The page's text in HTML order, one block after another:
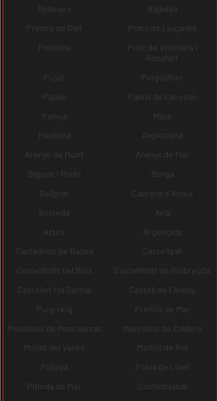
Rellinars
Rajadell
Premià de Dalt
Prats de Lluçanès
Pontons
Pont de Vilomara i
Rocafort
Pujalt
Puigdàlber
Papiol
Palma de Cervelló
Pallejà
Moià
Mediona
Argentona
Arenys de Munt
Arenys de Mar
Bigues i Riells
Berga
Bellprat
Cabrera d´Anoia
Borredà
Avià
Artés
Argençola
Castellnou de Bages
Castellgalí
Castellfullit del Boix
Castellfollit de Riubregós
Castellet i la Gornal
Castell de l´Areny
Puig-reig
Premià de Mar
Monistrol de Montserrat
Monistrol de Calders
Mollet del Vallès
Molins de Rei
Polinyà
Pobla de Lillet
Pineda de Mar
Castellbisbal